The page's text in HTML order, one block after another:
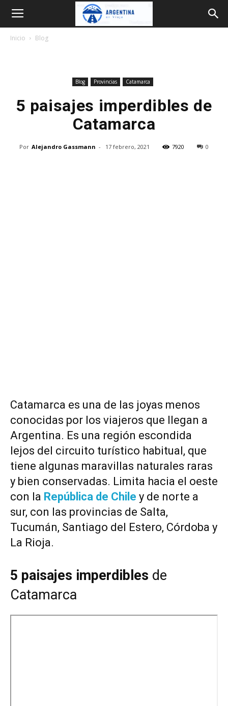
Argentina
Inicio Blog
Blog Provincias Catamarca
5 paisajes imperdibles de
Catamarca
Por Alejandro Gassmann - 17 febrero, 2021 7920 0
Catamarca es una de las joyas menos
conocidas por los viajeros que llegan a
Argentina. Es una región escondida
lejos del circuito turístico habitual, que
tiene algunas maravillas naturales raras
y bien conservadas. Limita hacia el oeste
con la República de Chile y de norte a
sur, con las provincias de Salta,
Tucumán, Santiago del Estero, Córdoba y
La Rioja.
5 paisajes imperdibles de
Catamarca